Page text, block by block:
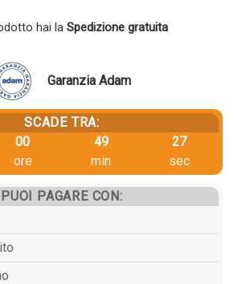
hai la Spedizione gratuita
Garanzia Adam
SCADE TRA:
00
ore
49
min
27
sec
PUOI PAGARE CON: